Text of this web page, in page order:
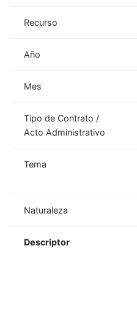
Recurso
Año
Mes
Tipo de Contrato /
Acto Administrativo
Tema
Naturaleza
Descriptor